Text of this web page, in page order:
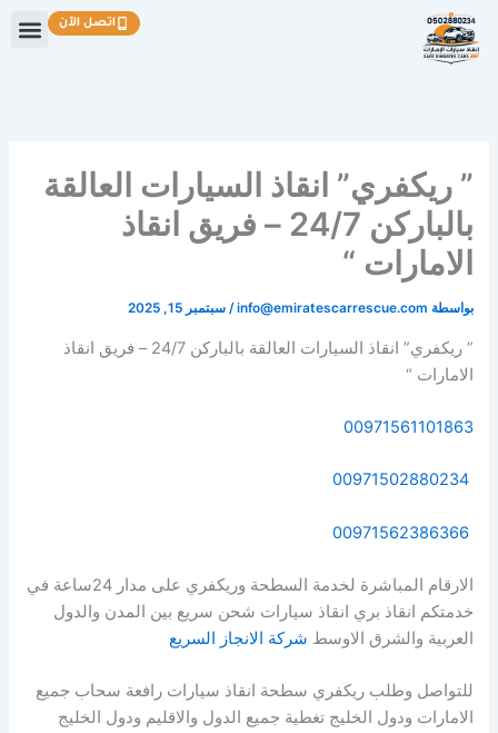
تخطي
إلى
المحتوى
اتصل الآن
” ريكفري” انقاذ السيارات العالقة
بالباركن 24/7 – فريق انقاذ
الامارات “
بواسطة info@emiratescarrescue.com
/سبتمبر 15, 2025
” ريكفري” انقاذ السيارات العالقة بالباركن 24/7 – فريق انقاذ
الامارات “
00971561101863
00971502880234
الارقام المباشرة لخدمة السطحة وريكفري على مدار 24ساعة في
خدمتكم انقاذ بري انقاذ سيارات شحن سريع بين المدن والدول
العربية والشرق الاوسط شركة الانجاز السريع
للتواصل وطلب ريكفري سطحة انقاذ سيارات رافعة سحاب جميع
الامارات ودول الخليج تغطية جميع الدول والاقليم ودول الخليج